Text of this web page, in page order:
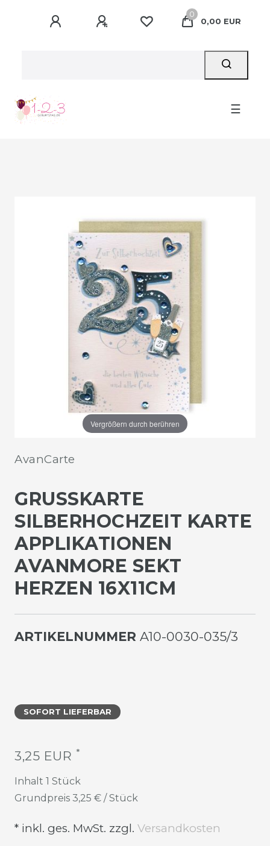
0
0,00 EUR
☰
Vergrößern durch berühren
AvanCarte
GRUSSKARTE S
ILBERHOCHZEIT KARTE A
PPLIKATIONEN A
VANMORE SEKT H
ERZEN 16X11CM
ARTIKELNUMMER A10-0030-035/3
SOFORT LIEFERBAR
3,25 EUR *
Inhalt 1 Stück
Grundpreis 3,25 € / Stück
* inkl. ges. MwSt. zzgl. Versandkosten